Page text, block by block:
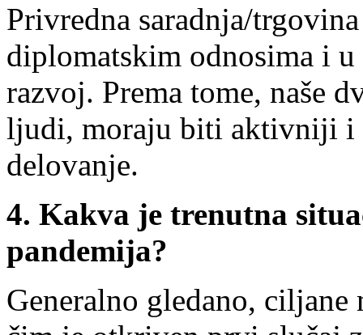
Privredna saradnja/
diplomatskim odnosima i
razvoj. Prema tome, naše
ljudi, moraju biti aktivniji i
delovanje.
4. Kakva je trenutna
pandemija?
Generalno gledano, ciljane